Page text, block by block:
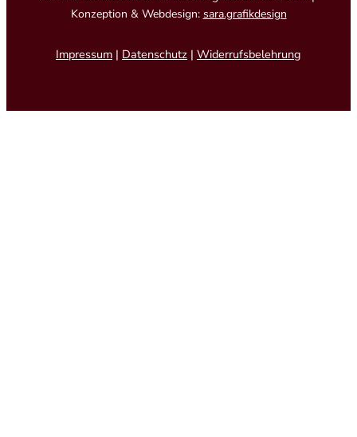
Konzeption & Webdesign: sara.grafikdesign
Impressum | Datenschutz | Widerrufsbelehrung